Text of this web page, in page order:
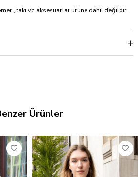
, takı vb aksesuarlar ürüne dahil değildir.
Ürünler